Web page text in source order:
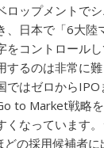
ロップメントで
、日本で「6大陸
をコントロール
するのは非常に
ではゼロから
to Market戦略
くなっています
の採用候補者に